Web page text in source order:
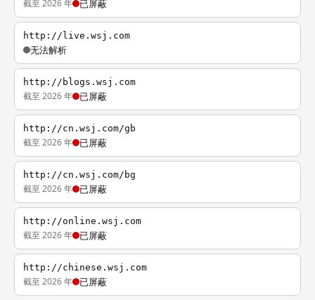
截至 2026 年 已屏蔽
http://live.wsj.com
无法解析
http://blogs.wsj.com
截至 2026 年 已屏蔽
http://cn.wsj.com/gb
截至 2026 年 已屏蔽
http://cn.wsj.com/bg
截至 2026 年 已屏蔽
http://online.wsj.com
截至 2026 年 已屏蔽
http://chinese.wsj.com
截至 2026 年 已屏蔽